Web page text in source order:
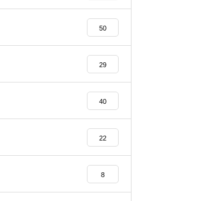
50
29
40
22
8